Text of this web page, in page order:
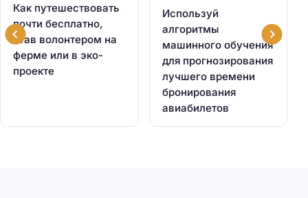
Как путешествовать
почти бесплатно,
став волонтером на
ферме или в эко-
проекте
Используй
алгоритмы
машинного обучения
для прогнозирования
лучшего времени
бронирования
авиабилетов